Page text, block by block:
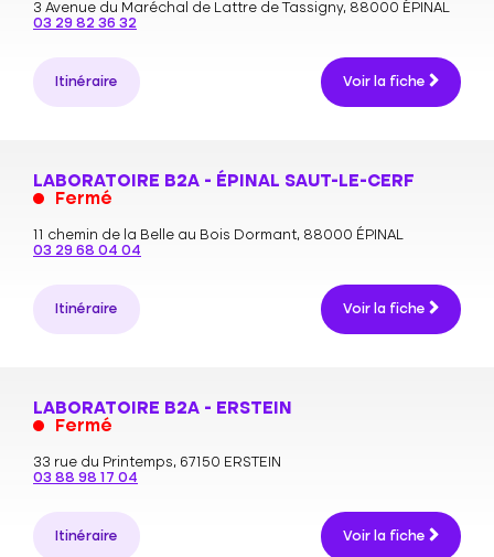
3 Avenue du Maréchal de Lattre de Tassigny, 88000 ÉPINAL
03 29 82 36 32
Itinéraire Voir la fiche
LABORATOIRE B2A - ÉPINAL SAUT-LE-CERF
Fermé
11 chemin de la Belle au Bois Dormant, 88000 ÉPINAL
03 29 68 04 04
Itinéraire Voir la fiche
LABORATOIRE B2A - ERSTEIN
Fermé
33 rue du Printemps, 67150 ERSTEIN
03 88 98 17 04
Itinéraire Voir la fiche